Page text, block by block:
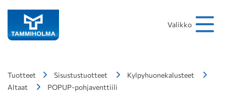
Valikko
Tuotteet Sisustustuotteet
Kylpyhuonekalusteet
Altaat
POPUP-pohjaventtiili